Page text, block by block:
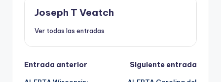
Joseph T Veatch
Ver todas las entradas
Navegación
Entrada anterior
Siguiente entrada